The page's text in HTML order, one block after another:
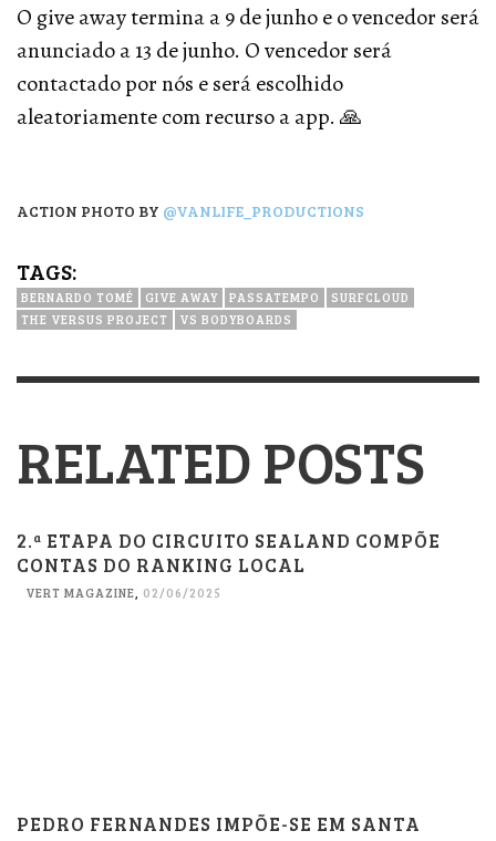
O give away termina a 9 de junho e o vencedor será
anunciado a 13 de junho. O vencedor será
contactado por nós e será escolhido
aleatoriamente com recurso a app. 🙏
ACTION PHOTO BY @VANLIFE_PRODUCTIONS
TAGS:
BERNARDO TOMÉ GIVE AWAY PASSATEMPO
SURFCLOUD
THE VERSUS PROJECT
VS BODYBOARDS
RELATED POSTS
2.ª ETAPA DO CIRCUITO SEALAND COMPÕE
CONTAS DO RANKING LOCAL
VERT MAGAZINE 02/06/2025
PEDRO FERNANDES IMPÕE-SE EM SANTA